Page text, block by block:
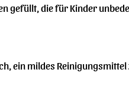
gefüllt, die für Kinder
ein mildes Reinigungsmittel